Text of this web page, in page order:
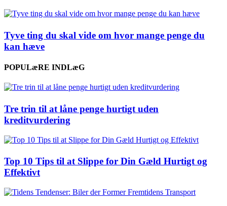
Tyve ting du skal vide om hvor mange penge du
kan hæve
POPULæRE INDLæG
Tre trin til at låne penge hurtigt uden
kreditvurdering
Top 10 Tips til at Slippe for Din Gæld Hurtigt og
Effektivt